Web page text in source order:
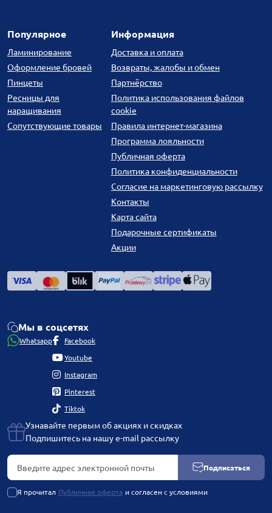
Популярное
Ламинирование
Оформление бровей
Пинцеты
Ресницы для
наращивания
Сопутствующие товары
Информация
Доставка и оплата
Возвраты, жалобы и обмен
Партнёрство
Политика использования файлов
cookie
Правила интернет-магазина
Программа лояльности
Публичная оферта
Политика конфиденциальности
Согласие на маркетинговую рассылку
Контакты
Карта сайта
Подарочные сертификаты
Акции
Мы в соцсетях
Whatsapp Facebook
Youtube
Instagram
Pinterest
Tiktok
Узнавайте первым об акциях и скидках
Подпишитесь на нашу e-mail рассылку
Подписаться
Я прочитал Публичная оферта и согласен с условиями